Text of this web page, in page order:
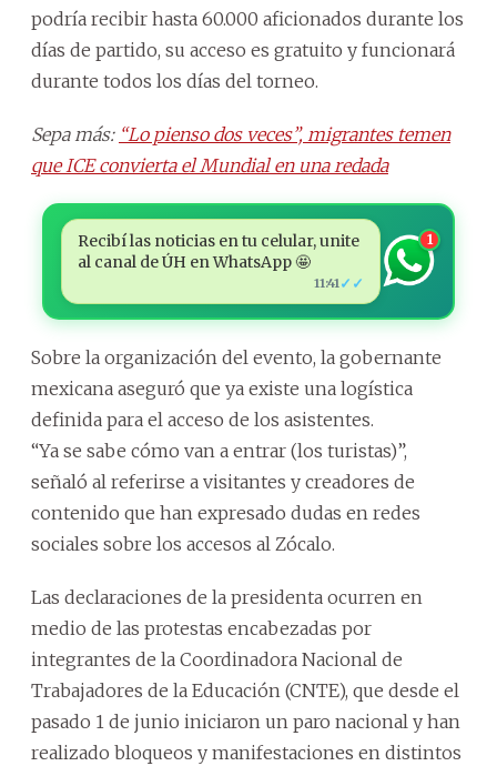
podría recibir hasta 60.000 aficionados durante los
días de partido, su acceso es gratuito y funcionará
durante todos los días del torneo.
Sepa más: “Lo pienso dos veces”, migrantes temen
que ICE convierta el Mundial en una redada
Recibí las noticias en tu celular, unite
al canal de ÚH en WhatsApp 🤩
11:41 ✓✓
1
Sobre la organización del evento, la gobernante
mexicana aseguró que ya existe una logística
definida para el acceso de los asistentes.
“Ya se sabe cómo van a entrar (los turistas)”,
señaló al referirse a visitantes y creadores de
contenido que han expresado dudas en redes
sociales sobre los accesos al Zócalo.
Las declaraciones de la presidenta ocurren en
medio de las protestas encabezadas por
integrantes de la Coordinadora Nacional de
Trabajadores de la Educación (CNTE), que desde el
pasado 1 de junio iniciaron un paro nacional y han
realizado bloqueos y manifestaciones en distintos